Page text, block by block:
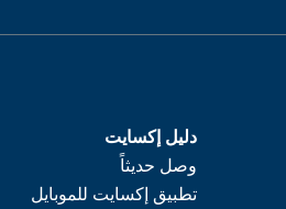
دليل إكسايت
وصل حديثاً
تطبيق إكسايت للموبايل